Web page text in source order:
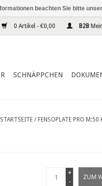
0 Artikel - €0,00 B2B
SCHNÄPPCHEN
STARTSEITE / FENSOPLATE PRO
+
-
ZUM
beachten Sie bitte